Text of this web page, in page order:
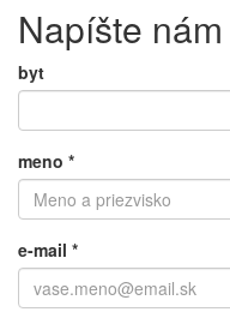
Napíšte nám
byt
meno *
e-mail *